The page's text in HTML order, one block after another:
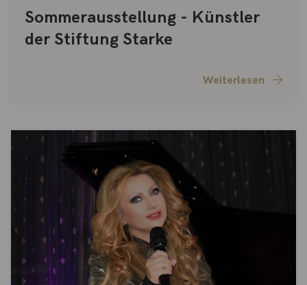
Sommerausstellung - Künstler
der Stiftung Starke
Weiterlesen